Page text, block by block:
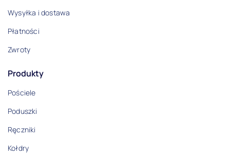
Wysyłka i dostawa
Płatności
Zwroty
Produkty
Pościele
Poduszki
Ręczniki
Kołdry